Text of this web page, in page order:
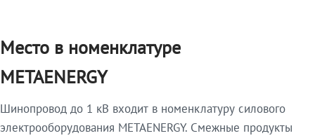
Место в номенклатуре
METAENERGY
Шинопровод до 1 кВ входит в номенклатуру силового
электрооборудования METAENERGY. Смежные продукты